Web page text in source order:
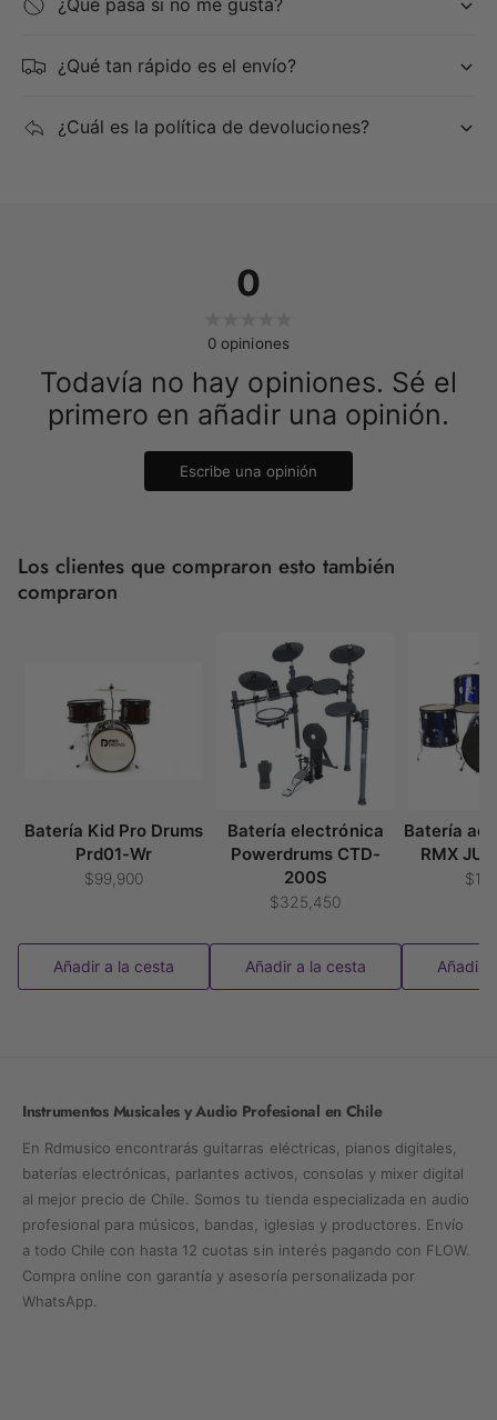
¿Qué pasa si no me gusta?
¿Qué tan rápido es el envío?
¿Cuál es la política de devoluciones?
0
0 opiniones
Todavía no hay opiniones. Sé el
primero en añadir una opinión.
Escribe una opinión
Los clientes que compraron esto también
compraron
Batería Kid Pro Drums
Prd01-Wr
$99,900
Añadir a la cesta
Batería electrónica
Powerdrums CTD-
200S
$325,450
Añadir a la cesta
Batería
RMX
Añadir
Instrumentos Musicales y Audio Profesional en Chile
En Rdmusico encontrarás guitarras eléctricas, pianos digitales,
baterías electrónicas, parlantes activos, consolas y mixer digital
al mejor precio de Chile. Somos tu tienda especializada en audio
profesional para músicos, bandas, iglesias y productores. Envío
a todo Chile con hasta 12 cuotas sin interés pagando con FLOW.
Compra online con garantía y asesoría personalizada por
WhatsApp.